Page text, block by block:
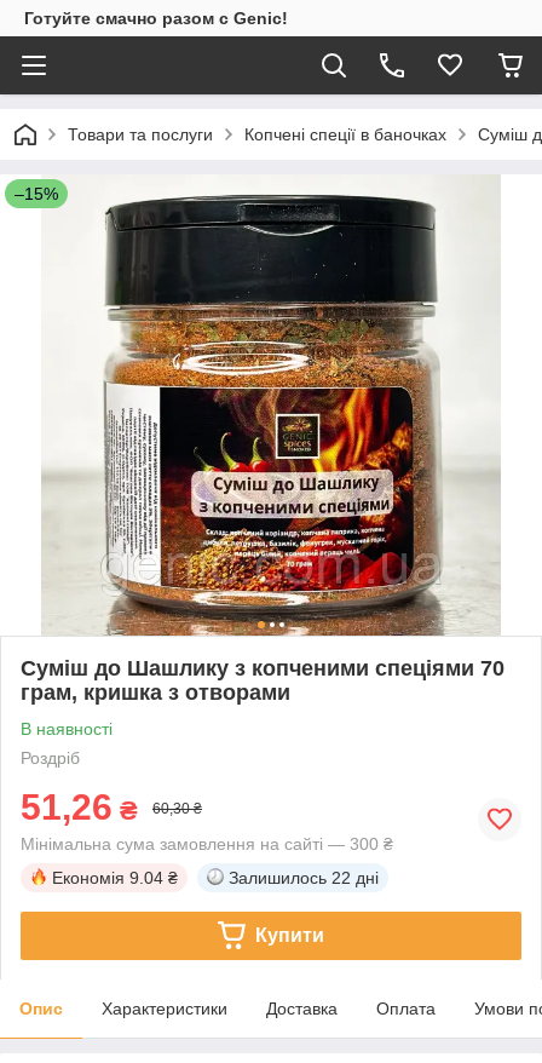
Готуйте смачно разом с Genic!
Товари та послуги Копчені спеції в баночках Суміш
–15%
Суміш до Шашлику з копченими спеціями 70
грам, кришка з отворами
В наявності
Роздріб
51,26 ₴ 60,30 ₴
Мінімальна сума замовлення на сайті — 300 ₴
Економія 9.04 ₴ Залишилось 22 дні
Купити
Опис Характеристики Доставка Оплата Умови